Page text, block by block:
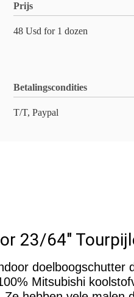
Prijs
48 Usd for 1 dozen
Betalingscondities
T/T, Paypal
23/64"
Mitsubishi